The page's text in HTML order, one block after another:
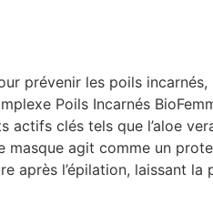
prévenir les poils
Poils Incarnés
clés tels que l’aloe
agit comme un
après l’épilation, laissant